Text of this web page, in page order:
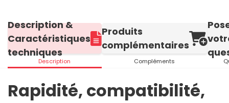
Description &
Caractéristiques
techniques
Description
Produits
complémentaires
Compléments
Rapidité, compatibilité,